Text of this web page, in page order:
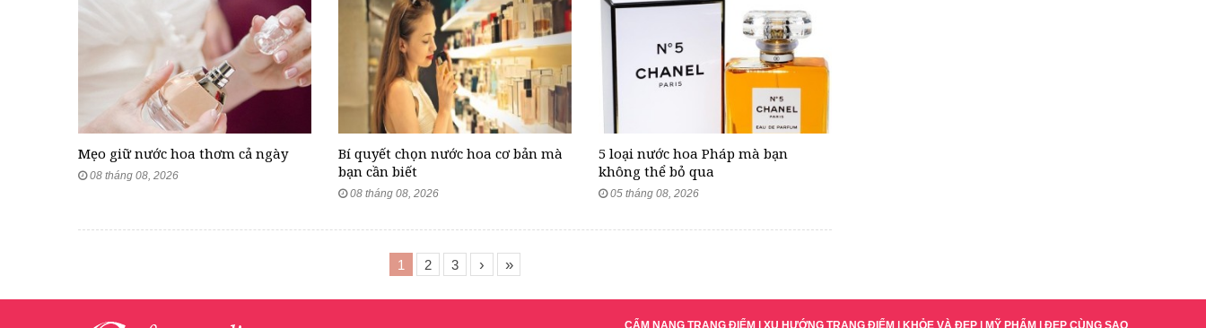
Mẹo giữ nước hoa thơm cả ngày
08 tháng 08, 2026
Bí quyết chọn nước hoa cơ bản mà
bạn cần biết
08 tháng 08, 2026
5 loại nước hoa Pháp mà bạn
không thể bỏ qua
05 tháng 08, 2026
1 2 3 › »